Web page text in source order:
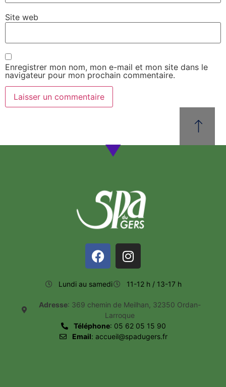
Site web
Enregistrer mon nom, mon e-mail et mon site dans le
navigateur pour mon prochain commentaire.
Lundi au samedi 11-12 h / 13-17 h
Adresse: 369 chemin de Meilhan, 32350 Ordan-
Larroque
Téléphone: 05 62 05 15 90
Email: accueil@spadugers.fr